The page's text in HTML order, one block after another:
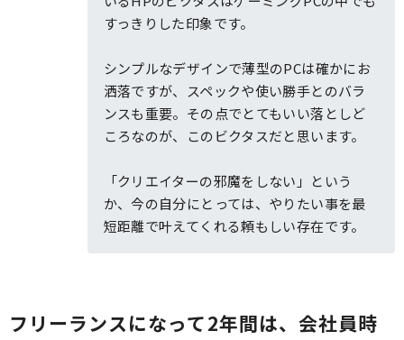
すっきりした印象です。
シンプルなデザインで薄型のPCは確かにお
洒落ですが、スペックや使い勝手とのバラ
ンスも重要。その点でとてもいい落としど
ころなのが、このビクタスだと思います。
「クリエイターの邪魔をしない」という
か、今の自分にとっては、やりたい事を最
短距離で叶えてくれる頼もしい存在です。
フリーランスになって2年間は、会社員時